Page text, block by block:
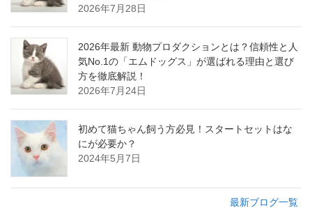
2026年7月28日
2026年最新 動物プロダクションとは？信頼性と人
気No.1の「エムドッグス」が選ばれる理由と選び
方を徹底解説！
2026年7月24日
初めて猫ちゃん飼う方必見！スタートセットはな
にが必要か？
2024年5月7日
最新ブログ一覧